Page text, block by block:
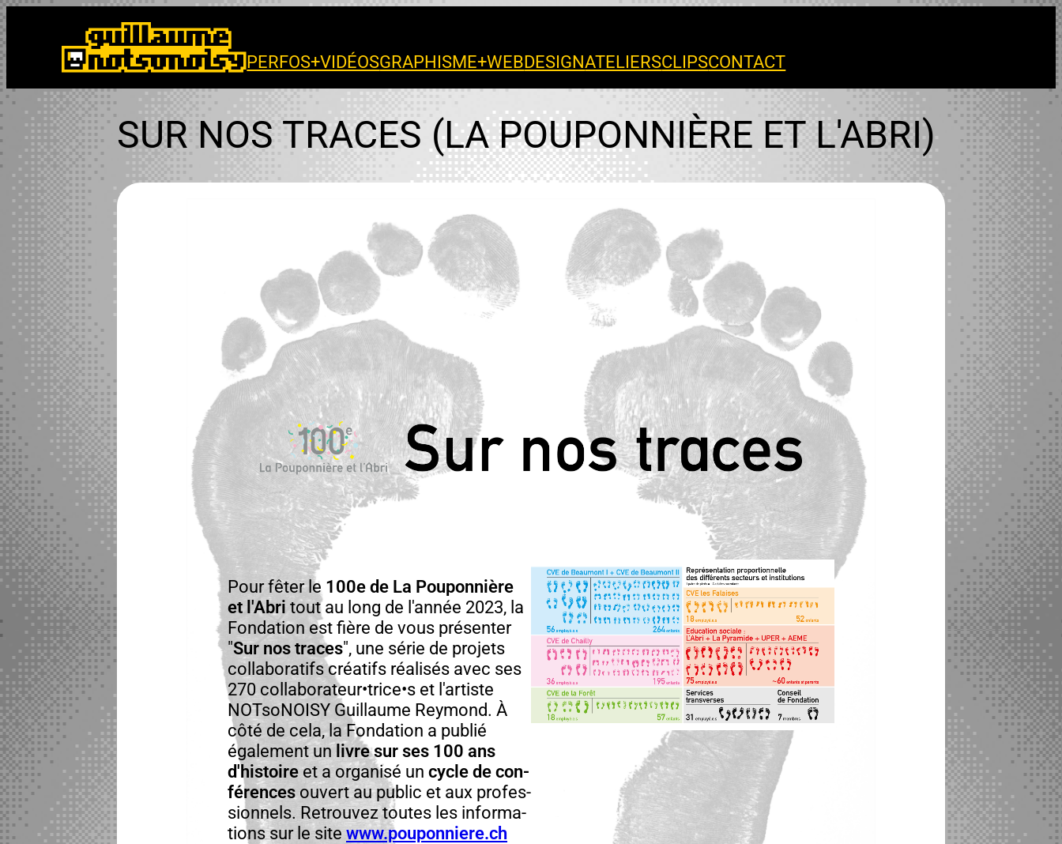
contenu
PERFOS+VIDÉOSGRAPHISME+WEBDESIGNATELIERSCLIPSCONTACT
SUR NOS TRACES (LA POUPONNIÈRE ET L'ABRI)
Pour fêter le 100e de La Poupon­nière
et l'Abri tout au long de l'année 2023, la
Fon­da­tion est fière de vous présen­ter
"Sur nos traces", une série de pro­jets
col­lab­o­rat­ifs créat­ifs réal­isés avec ses
270 collaborateur•trice•s et l'artiste
NOT­soNOISY Guil­laume Rey­mond. À
côté de cela, la Fon­da­tion a pub­lié
égale­ment un livre sur ses 100 ans
d'histoireet a organ­isé un cycle de con­
férences ouvert au pub­lic et aux pro­fes­
sion­nels. Retrou­vez toutes les infor­ma­
tions sur le site www.pouponniere.ch